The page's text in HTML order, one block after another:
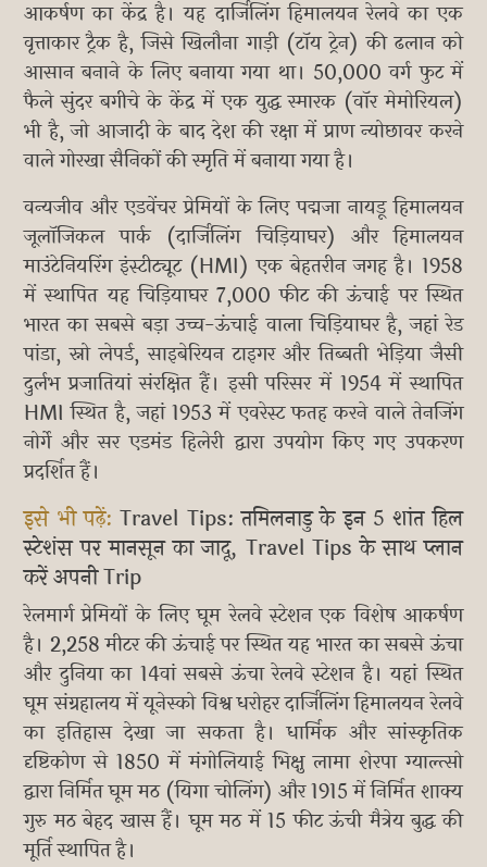
आकर्षण का केंद्र है। यह दार्जिलिंग हिमालयन रेलवे का एक
वृत्ताकार ट्रैक है, जिसे खिलौना गाड़ी (टॉय ट्रेन) की ढलान को
आसान बनाने के लिए बनाया गया था। 50,000 वर्ग फुट में
फैले सुंदर बगीचे के केंद्र में एक युद्ध स्मारक (वॉर मेमोरियल)
भी है, जो आजादी के बाद देश की रक्षा में प्राण न्योछावर करने
वाले गोरखा सैनिकों की स्मृति में बनाया गया है।
वन्यजीव और एडवेंचर प्रेमियों के लिए पद्मजा नायडू हिमालयन
जूलॉजिकल पार्क (दार्जिलिंग चिड़ियाघर) और हिमालयन
माउंटेनियरिंग इंस्टीट्यूट (HMI) एक बेहतरीन जगह है। 1958
में स्थापित यह चिड़ियाघर 7,000 फीट की ऊंचाई पर स्थित
भारत का सबसे बड़ा उच्च-ऊंचाई वाला चिड़ियाघर है, जहां रेड
पांडा, स्नो लेपर्ड, साइबेरियन टाइगर और तिब्बती भेड़िया जैसी
दुर्लभ प्रजातियां संरक्षित हैं। इसी परिसर में 1954 में स्थापित
HMI स्थित है, जहां 1953 में एवरेस्ट फतह करने वाले तेनजिंग
नोर्गे और सर एडमंड हिलेरी द्वारा उपयोग किए गए उपकरण
प्रदर्शित हैं।
इसे भी पढ़ें:Travel Tips: तमिलनाडु के इन 5 शांत हिल
स्टेशंस पर मानसून का जादू, Travel Tips के साथ प्लान
करें अपनी Trip
रेलमार्ग प्रेमियों के लिए घूम रेलवे स्टेशन एक विशेष आकर्षण
है। 2,258 मीटर की ऊंचाई पर स्थित यह भारत का सबसे ऊंचा
और दुनिया का 14वां सबसे ऊंचा रेलवे स्टेशन है। यहां स्थित
घूम संग्रहालय में यूनेस्को विश्व धरोहर दार्जिलिंग हिमालयन रेलवे
का इतिहास देखा जा सकता है। धार्मिक और सांस्कृतिक
दृष्टिकोण से 1850 में मंगोलियाई भिक्षु लामा शेरपा ग्याल्त्सो
द्वारा निर्मित घूम मठ (यिगा चोलिंग) और 1915 में निर्मित शाक्य
गुरु मठ बेहद खास हैं। घूम मठ में 15 फीट ऊंची मैत्रेय बुद्ध की
मूर्ति स्थापित है।